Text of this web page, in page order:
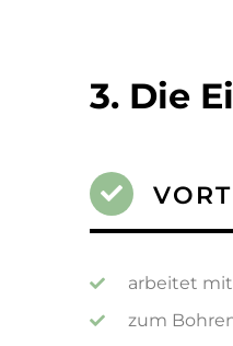
3. Die
arbeitet
zum